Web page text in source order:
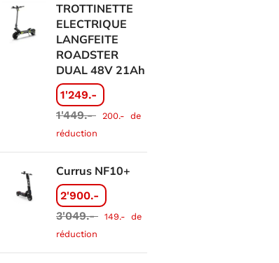
TROTTINETTE
ELECTRIQUE
LANGFEITE
ROADSTER
DUAL 48V 21Ah
1'249.-
1'449.- 200.- de
réduction
Currus NF10+
2'900.-
3'049.- 149.- de
réduction